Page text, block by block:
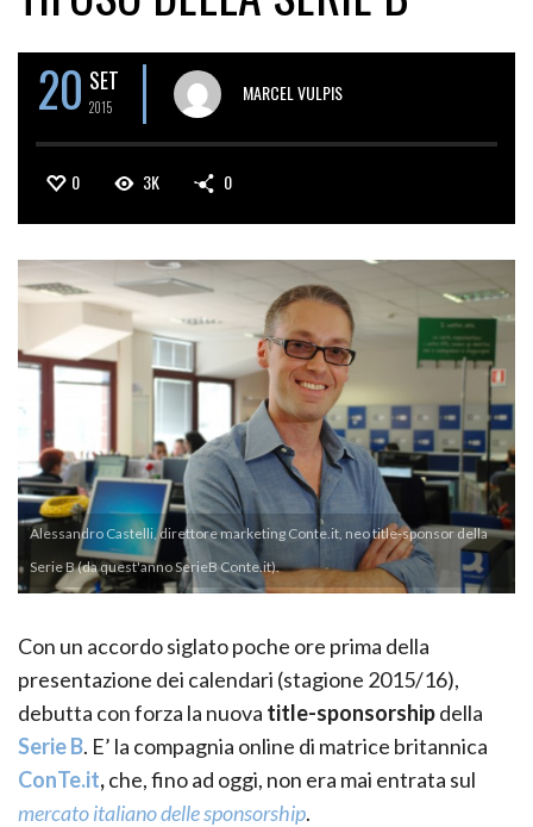
20 SET
2015
MARCEL VULPIS
0 3K 0
Alessandro Castelli, direttore marketing Conte.it, neo title-sponsor della
Serie B (da quest'anno SerieB Conte.it).
Con un accordo siglato poche ore prima della
presentazione dei calendari (stagione 2015/16),
debutta con forza la nuova title-sponsorshipdella
Serie B. E’ la compagnia online di matrice britannica
ConTe.it,che, fino ad oggi, non era mai entrata sul
mercato italiano delle sponsorship.